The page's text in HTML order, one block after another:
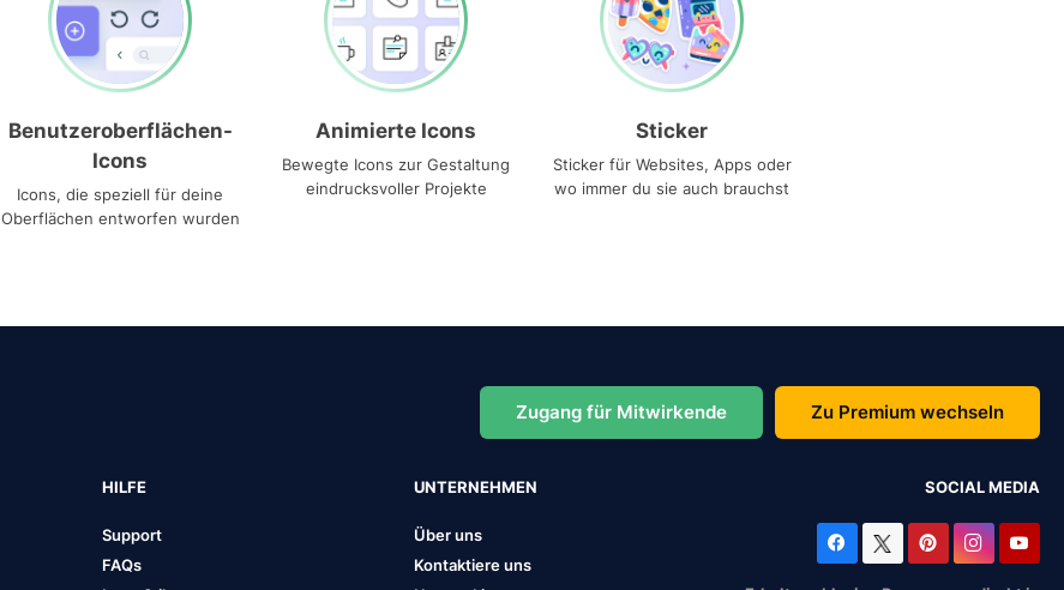
Benutzeroberflächen-
Icons
Icons, die speziell für deine
Oberflächen entworfen wurden
Animierte Icons
Bewegte Icons zur Gestaltung
eindrucksvoller Projekte
Sticker
Sticker für Websites, Apps oder
wo immer du sie auch brauchst
Zugang für Mitwirkende Zu Premium wechseln
HILFE
Support
FAQs
UNTERNEHMEN
Über uns
Kontaktiere uns
SOCIAL MEDIA